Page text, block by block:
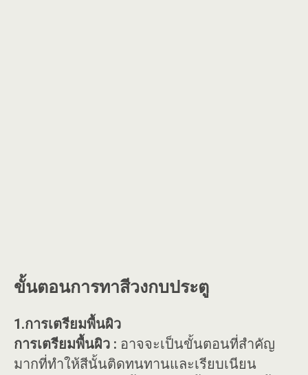
ขั้นตอนการทาสีวงกบประตู
1.การเตรียมพื้นผิว
การเตรียมพื้นผิว : อาจจะเป็นขั้นตอนที่สำคัญ
มากที่ทำให้สีนั้นติดทนทานและเรียบเนียน